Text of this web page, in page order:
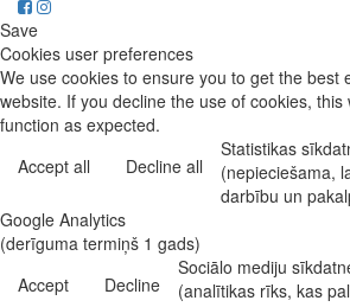
Save
Cookies user preferences
We use cookies to ensure you to get the best
website. If you decline the use of cookies, this
function as expected.
Accept all
Decline all
Statistikas
(nepieciešama,
darbību un
Google Analytics
(derīguma termiņš 1 gads)
Accept
Decline
Sociālo mediju
(analītikas rīks, kas